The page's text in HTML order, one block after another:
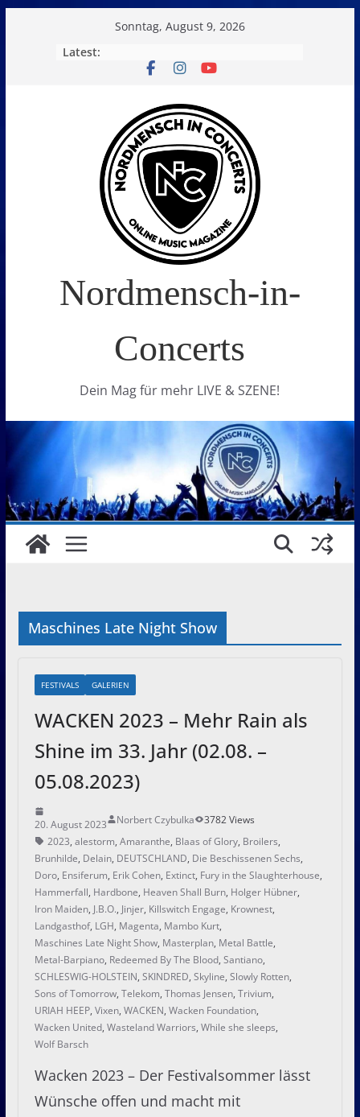
Sonntag, August 9, 2026
Latest:
Nordmensch-in-
Concerts
Dein Mag für mehr LIVE & SZENE!
Maschines Late Night Show
FESTIVALS GALERIEN
WACKEN 2023 – Mehr Rain als
Shine im 33. Jahr (02.08. –
05.08.2023)
20. August 2023 Norbert Czybulka
3782 Views
2023, alestorm, Amaranthe, Blaas of Glory, Broilers,
Brunhilde, Delain, DEUTSCHLAND, Die Beschissenen Sechs,
Doro, Ensiferum, Erik Cohen, Extinct, Fury in the Slaughterhouse,
Hammerfall, Hardbone, Heaven Shall Burn, Holger Hübner,
Iron Maiden, J.B.O., Jinjer, Killswitch Engage, Krownest,
Landgasthof, LGH, Magenta, Mambo Kurt,
Maschines Late Night Show, Masterplan, Metal Battle,
Metal-Barpiano, Redeemed By The Blood, Santiano,
SCHLESWIG-HOLSTEIN, SKINDRED, Skyline, Slowly Rotten,
Sons of Tomorrow, Telekom, Thomas Jensen, Trivium,
URIAH HEEP, Vixen, WACKEN, Wacken Foundation,
Wacken United, Wasteland Warriors, While she sleeps,
Wolf Barsch
Wacken 2023 – Der Festivalsommer lässt
Wünsche offen und macht mit